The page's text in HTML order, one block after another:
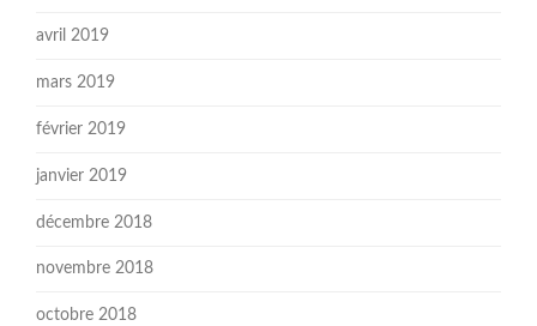
avril 2019
mars 2019
février 2019
janvier 2019
décembre 2018
novembre 2018
octobre 2018